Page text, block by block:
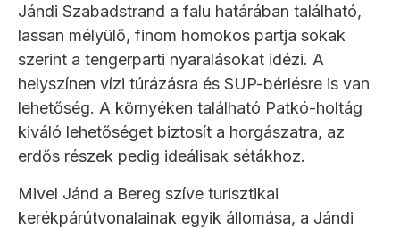
Jándi Szabadstrand a falu határában található,
lassan mélyülő, finom homokos partja sokak
szerint a tengerparti nyaralásokat idézi. A
helyszínen vízi túrázásra és SUP-bérlésre is van
lehetőség. A környéken található Patkó-holtág
kiváló lehetőséget biztosít a horgászatra, az
erdős részek pedig ideálisak sétákhoz.
Mivel Jánd a Bereg szíve turisztikai
kerékpárútvonalainak egyik állomása, a Jándi